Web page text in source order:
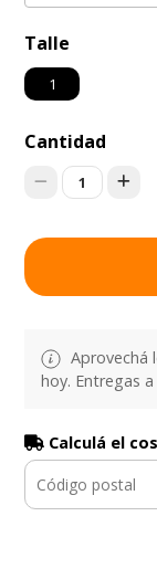
Talle
1
Cantidad
1
Aprovechá
hoy. Entregas
Calculá el